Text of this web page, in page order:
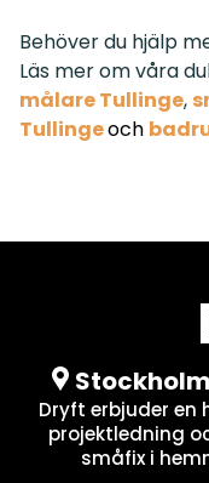
Behöver du hjälp
Läs mer om våra
målare Tullinge,
Tullingeoch
Stockholm
Dryft erbjuder en
projektledning
småfix i